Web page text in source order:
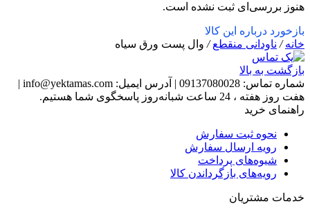
هنوز بررسی‌ای ثبت نشده است.
بازخورد درباره این کالا
خانه/ ناودانی منقطع/ وال پست ورق سیاه
بازگشت به بالا
شماره تماس: 09137080028
| آدرس ایمیل: info@yektamas.com
|
هفت روز هفته ، 24 ساعت شبانه‌روز پاسخگوی شما هستیم.
راهنمای خرید
نحوه ثبت سفارش
رویه ارسال سفارش
شیوه‌های پرداخت
رویه‌های بازگرداندن کالا
خدمات مشتریان